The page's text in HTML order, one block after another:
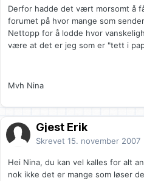
Derfor hadde det vært morsomt å
forumet på hvor mange som
Nettopp for å lodde hvor
være at det er jeg som er "tett i
Mvh Nina
Gjest Erik
Skrevet 15. november 2007
Hei Nina, du kan vel kalles for alt
nok ikke det er mange som løser